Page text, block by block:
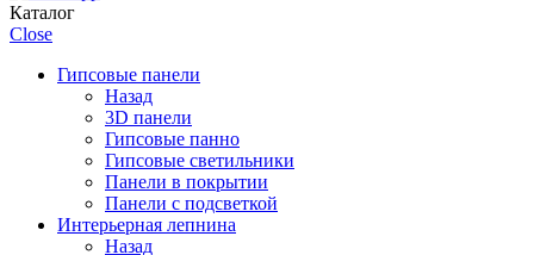
Каталог
Close
Гипсовые панели
Назад
3D панели
Гипсовые панно
Гипсовые светильники
Панели в покрытии
Панели с подсветкой
Интерьерная лепнина
Назад